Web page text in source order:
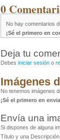
0
No hay comentarios
¡Sé el primero en
Deja tu
Debes iniciar sesión o
Imágenes
No tenemos imágenes
¡Sé el primero en
Envía una
Si dispones de alguna
Título y una Descripción